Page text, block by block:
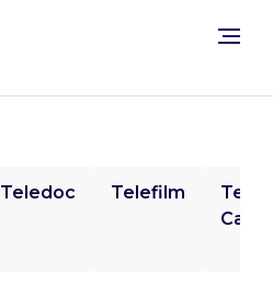
Teledoc Telefilm